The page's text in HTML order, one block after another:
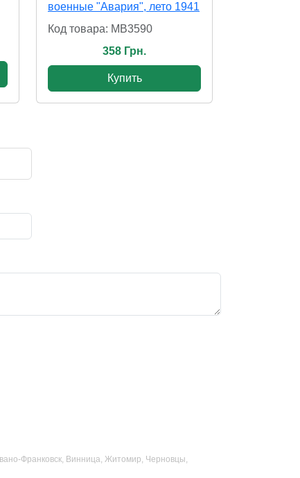
военные "Авария", лето 1941
Код товара: MB3590
358 Грн.
Купить
Франковск, Винница, Житомир, Черновцы,